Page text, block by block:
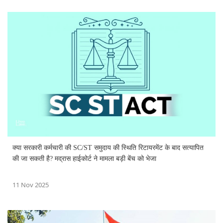
क्या सरकारी कर्मचारी की SC/ST समुदाय की स्थिति रिटायरमेंट के बाद सत्यापित
की जा सकती है? मद्रास हाईकोर्ट ने मामला बड़ी बेंच को भेजा
11 Nov 2025